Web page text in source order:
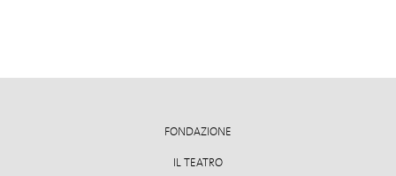
FONDAZIONE
IL TEATRO